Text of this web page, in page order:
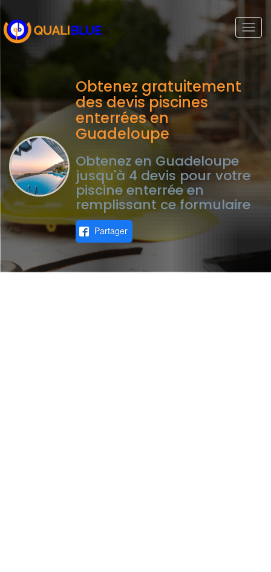
Obtenez gratuitement
des devis piscines
enterrées en
Guadeloupe
Obtenez en Guadeloupe
jusqu'à 4 devis pour votre
piscine enterrée en
remplissant ce formulaire
Partager